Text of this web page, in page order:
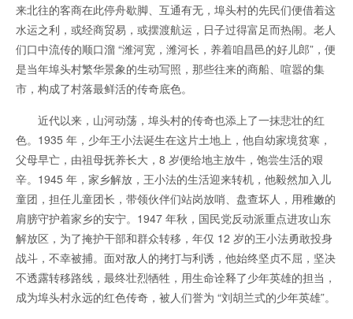
来北往的客商在此停舟歇脚、互通有无，埠头村的先民们便借着这
水运之利，或经商贸易，或摆渡航运，日子过得富足而热闹。老人
们口中流传的顺口溜 “潍河宽，潍河长，养着咱昌邑的好儿郎”，便
是当年埠头村繁华景象的生动写照，那些往来的商船、喧嚣的集
市，构成了村落最鲜活的传奇底色。
近代以来，山河动荡，埠头村的传奇也添上了一抹悲壮的红
色。1935 年，少年王小法诞生在这片土地上，他自幼家境贫寒，
父母早亡，由祖母抚养长大，8 岁便给地主放牛，饱尝生活的艰
辛。1945 年，家乡解放，王小法的生活迎来转机，他毅然加入儿
童团，担任儿童团长，带领伙伴们站岗放哨、盘查坏人，用稚嫩的
肩膀守护着家乡的安宁。1947 年秋，国民党反动派重点进攻山东
解放区，为了掩护干部和群众转移，年仅 12 岁的王小法勇敢投身
战斗，不幸被捕。面对敌人的拷打与利诱，他始终坚贞不屈，坚决
不透露转移路线，最终壮烈牺牲，用生命诠释了少年英雄的担当，
成为埠头村永远的红色传奇，被人们誉为 “刘胡兰式的少年英雄”。